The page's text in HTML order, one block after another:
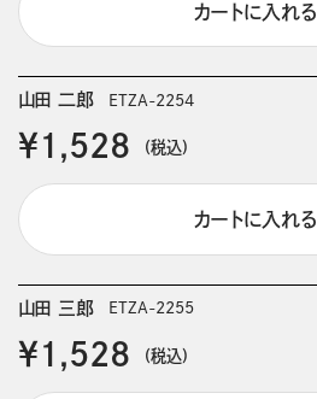
カートに入れる
山田 二郎 ETZA-2254
￥1,528 (税込)
カートに入れる
山田 三郎 ETZA-2255
￥1,528 (税込)